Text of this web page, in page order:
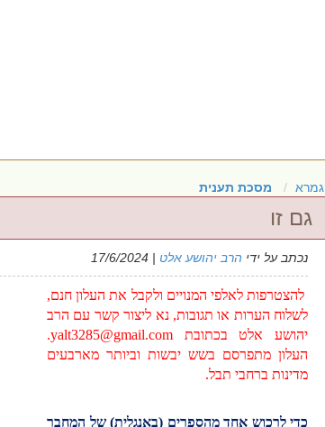
גמרא מסכת תענית
גם זו
נכתב על ידי הרב יהושע אלט | 17/6/2024
להצטרפות לאלפי המנויים ולקבל את העלון חנם,
לשלוח הערות או תגובות, נא ליצור קשר עם הרב
יהושע אלט בכתובת yalt3285@gmail.com
.
העלון מתפרסם בשש יבשות וביותר מארבעים
מדינות ברחבי תבל.
כדי לרכוש אחד מהספרים (באנגלית) של המחבר